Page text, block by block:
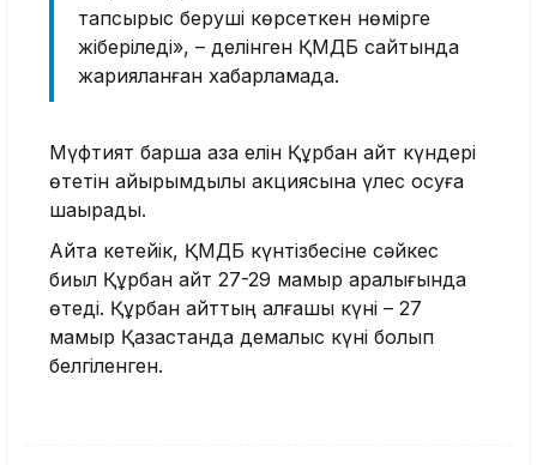
тапсырыс беруші көрсеткен нөмірге
жіберіледі», – делінген ҚМДБ сайтында
жарияланған хабарламада.
Мүфтият барша қазақ елін Құрбан айт күндері
өтетін қайырымдылық акциясына үлес қосуға
шақырады.
Айта кетейік, ҚМДБ күнтізбесіне сәйкес
биыл Құрбан айт 27-29 мамыр аралығында
өтеді. Құрбан айттың алғашқы күні – 27
мамыр Қазақстанда демалыс күні болып
белгіленген.